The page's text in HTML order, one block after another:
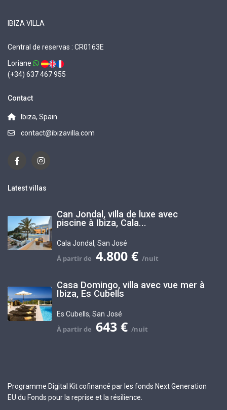
IBIZA VILLA
Central de reservas : CR0163E
Loriane
(+34) 637 467 955
Contact
Ibiza, Spain
contact@ibizavilla.com
Latest villas
Can Jondal, villa de luxe avec
piscine à Ibiza, Cala...
Cala Jondal,San José
4.800 €
Casa Domingo, villa avec vue mer à
Ibiza, Es Cubells
Es Cubells,San José
643 €
Programme Digital Kit cofinancé par les fonds Next Generation
EU du Fonds pour la reprise et la résilience.